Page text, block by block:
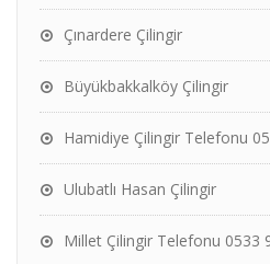
Çınardere Çilingir
Büyükbakkalköy Çilingir
Hamidiye Çilingir Telefonu
Ulubatlı Hasan Çilingir
Millet Çilingir Telefonu 0533